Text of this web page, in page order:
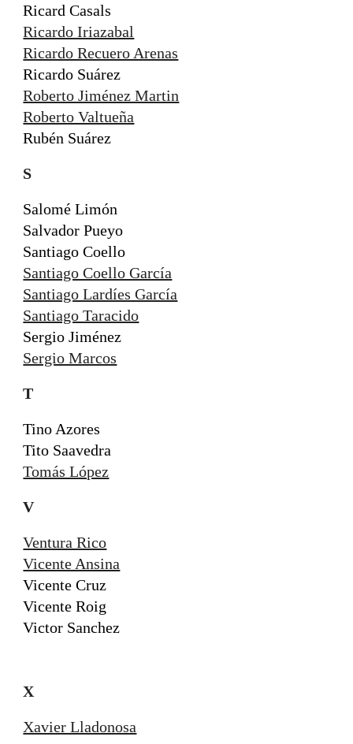
Ricard Casals
Ricardo Iriazabal
Ricardo Recuero Arenas
Ricardo Suárez
Roberto Jiménez Martin
Roberto Valtueña
Rubén Suárez
S
Salomé Limón
Salvador Pueyo
Santiago Coello
Santiago Coello García
Santiago Lardíes García
Santiago Taracido
Sergio Jiménez
Sergio Marcos
T
Tino Azores
Tito Saavedra
Tomás López
V
Ventura Rico
Vicente Ansina
Vicente Cruz
Vicente Roig
Victor Sanchez
X
Xavier Lladonosa